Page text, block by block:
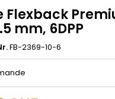
Flexback
mm, 6DPP
FB-2369-10-6